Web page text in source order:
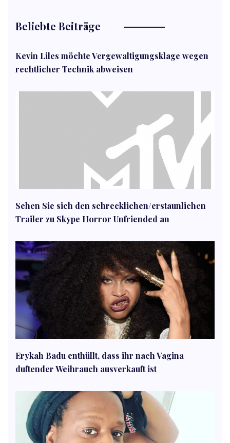
Beliebte Beiträge
Kevin Liles möchte Vergewaltigungsklage wegen
rechtlicher Technik abweisen
Sehen Sie sich den schrecklichen/erstaunlichen
Trailer zu Skype Horror Unfriended an
Erykah Badu enthüllt, dass ihr nach Vagina
duftender Weihrauch ausverkauft ist